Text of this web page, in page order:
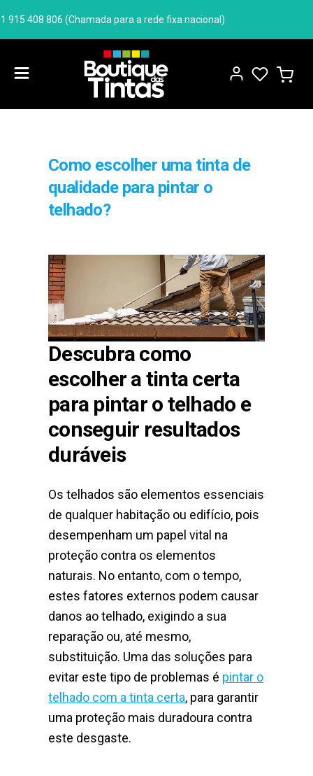
Tem dúvidas? Precisa de ajuda? Ligue-nos +351 915
Como escolher uma tinta de
qualidade para pintar o
telhado?
Descubra como
escolher a tinta certa
para pintar o telhado e
conseguir resultados
duráveis
Os telhados são elementos essenciais
de qualquer habitação ou edifício, pois
desempenham um papel vital na
proteção contra os elementos
naturais. No entanto, com o tempo,
estes fatores externos podem causar
danos ao telhado, exigindo a sua
reparação ou, até mesmo,
substituição. Uma das soluções para
evitar este tipo de problemas é pintar o
telhado com a tinta certa, para garantir
uma proteção mais duradoura contra
este desgaste.